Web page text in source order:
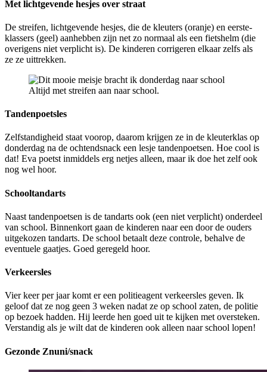
Met lichtgevende hesjes over straat
De streifen, lichtgevende hesjes, die de kleuters (oranje) en eerste-
klassers (geel) aanhebben zijn net zo normaal als een fietshelm (die
overigens niet verplicht is). De kinderen corrigeren elkaar zelfs als
ze ze uittrekken.
Altijd met streifen aan naar school.
Tandenpoetsles
Zelfstandigheid staat voorop, daarom krijgen ze in de kleuterklas op
donderdag na de ochtendsnack een lesje tandenpoetsen. Hoe cool is
dat! Eva poetst inmiddels erg netjes alleen, maar ik doe het zelf ook
nog wel hoor.
Schooltandarts
Naast tandenpoetsen is de tandarts ook (een niet verplicht) onderdeel
van school. Binnenkort gaan de kinderen naar een door de ouders
uitgekozen tandarts. De school betaalt deze controle, behalve de
eventuele gaatjes. Goed geregeld hoor.
Verkeersles
Vier keer per jaar komt er een politieagent verkeersles geven. Ik
geloof dat ze nog geen 3 weken nadat ze op school zaten, de politie
op bezoek hadden. Hij leerde hen goed uit te kijken met oversteken.
Verstandig als je wilt dat de kinderen ook alleen naar school lopen!
Gezonde Znuni/snack